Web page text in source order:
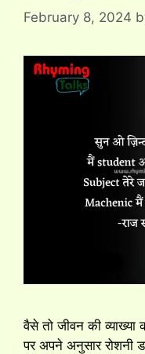
February 8, 2024
वैसे तो जीवन की
पर अपने अनुसार रोशनी